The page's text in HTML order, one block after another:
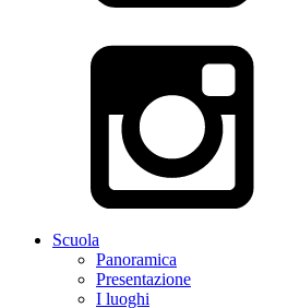
Scuola
Panoramica
Presentazione
I luoghi